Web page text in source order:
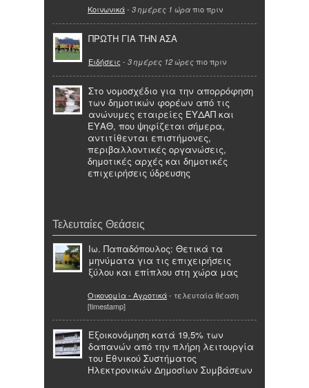
Κοινωνικά- 3 ημέρες 1 ώρα πιο πριν
ΠΡΩΤΗ ΓΙΑ ΤΗΝ ΑΣΑ
Ειδήσεις - 3 ημέρες 12 ώρες πιο πριν
Στο νομοσχέδιο για την απορρόφηση
των δημοτικών φορέων από τις
ανώνυμες εταιρείες ΕΥΔΑΠ και
ΕΥΑΘ, που ψηφίζεται σήμερα,
αντιτίθενται επιστήμονες,
περιβαλλοντικές οργανώσεις,
δημοτικές αρχές και δημοτικές
επιχειρήσεις ύδρευσης
Τελευταίες Θεάσεις
Ιω. Παπαδόπουλος: Θετικά τα
μηνύματα για τις επιχειρήσεις
ξύλου και επίπλου στη χώρα μας
Οικονομία - Αγροτικά- τελευταία θέαση
[timestamp]
Εξοικονόμηση κατά 19,5% των
δαπανών από την πλήρη λειτουργία
του Εθνικού Συστήματος
Ηλεκτρονικών Δημοσίων Συμβάσεων